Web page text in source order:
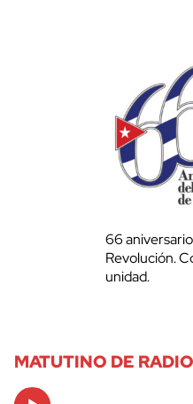
66
Revolución.
unidad.
MATUTINO DE
Audio